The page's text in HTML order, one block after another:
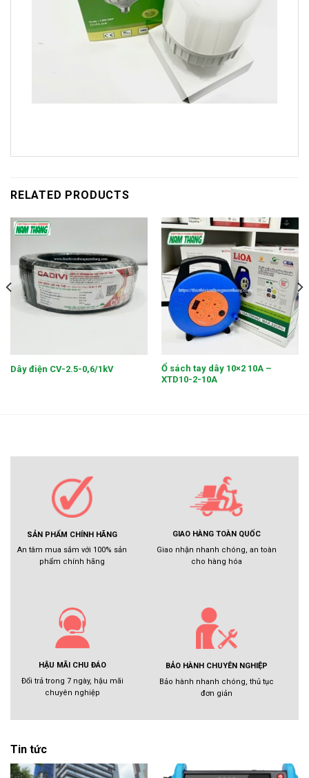
RELATED PRODUCTS
Dây điện CV-2.5-0,6/1kV
Ổ sách tay dây 10×2 10A –
XTD10-2-10A
SẢN PHẨM CHÍNH HÃNG
An tâm mua sắm với 100% sản
phẩm chính hãng
GIAO HÀNG TOÀN QUỐC
Giao nhận nhanh chóng, an toàn
cho hàng hóa
HẬU MÃI CHU ĐÁO
Đổi trả trong 7 ngày, hậu mãi
chuyên nghiệp
BẢO HÀNH CHUYÊN NGHIỆP
Bảo hành nhanh chóng, thủ tục
đơn giản
Tin tức